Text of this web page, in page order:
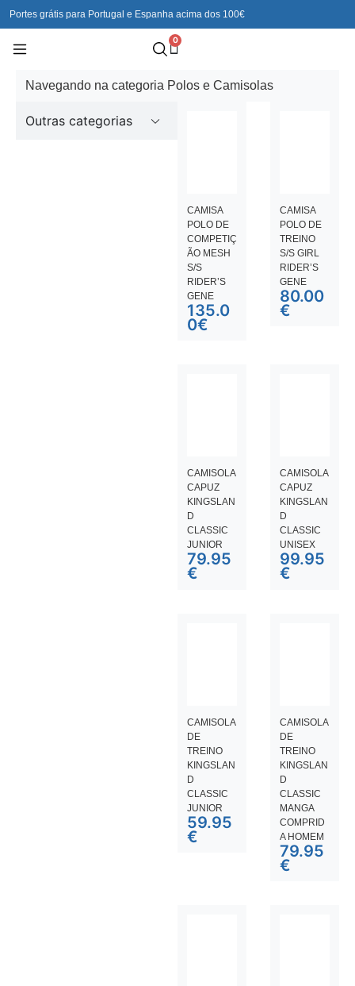
Portes grátis para Portugal e Espanha acima dos 100€
0
Navegando na categoria Polos e Camisolas
Outras categorias
CAMISA
POLO DE
COMPETIÇ
ÃO MESH
S/S
RIDER’S
GENE
135.0
0€
CAMISA
POLO DE
TREINO
S/S GIRL
RIDER’S
GENE
80.00
€
CAMISOLA
CAPUZ
KINGSLAN
D
CLASSIC
JUNIOR
79.95
€
CAMISOLA
CAPUZ
KINGSLAN
D
CLASSIC
UNISEX
99.95
€
CAMISOLA
DE
TREINO
KINGSLAN
D
CLASSIC
JUNIOR
59.95
€
CAMISOLA
DE
TREINO
KINGSLAN
D
CLASSIC
MANGA
COMPRID
A HOMEM
79.95
€